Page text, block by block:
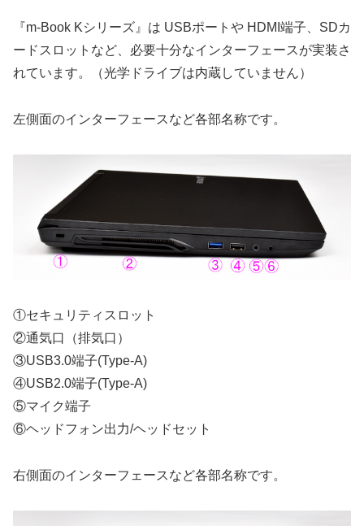
『m-Book Kシリーズ』は USBポートや HDMI端子、SDカ
ードスロットなど、必要十分なインターフェースが実装さ
れています。（光学ドライブは内蔵していません）
左側面のインターフェースなど各部名称です。
①セキュリティスロット
②通気口（排気口）
③USB3.0端子(Type-A)
④USB2.0端子(Type-A)
⑤マイク端子
⑥ヘッドフォン出力/ヘッドセット
右側面のインターフェースなど各部名称です。